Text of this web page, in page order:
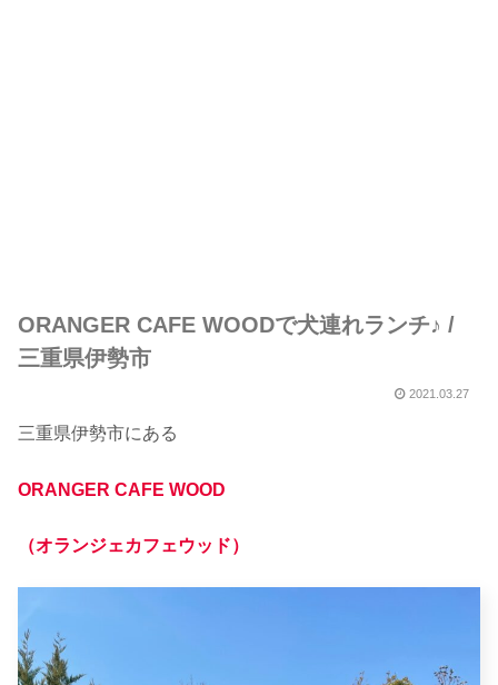
ORANGER CAFE WOODで犬連れランチ♪ /
三重県伊勢市
2021.03.27
三重県伊勢市にある
ORANGER CAFE WOOD
（オランジェカフェウッド）